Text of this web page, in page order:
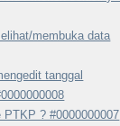
membuka data
tanggal
? #0000000007